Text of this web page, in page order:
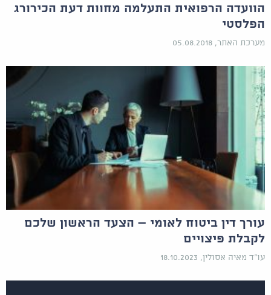
הוועדה הרפואית התעלמה מחוות דעת הכירורג
הפלסטי
מערכת האתר, 05.08.2018
עורך דין ביטוח לאומי – הצעד הראשון שלכם
לקבלת פיצויים
עו"ד מאיה אסולין, 18.10.2023